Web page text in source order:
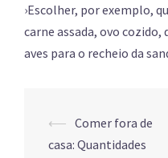
›Escolher, por exemplo,
carne assada, ovo
aves para o recheio da
Post
navigation
⟵ Comer fora de
casa: Quantidades